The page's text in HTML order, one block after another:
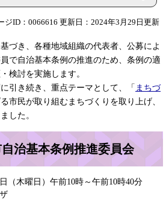
ジID：0066616 更新日：2024年3月29日更新
づき、各種地域組織の代表者、公募によ
で自治基本条例の推進のため、条例の適
検討を実施します。
引き続き、重点テーマとして、「 まちづ
市民が取り組むまちづくりを取り上げ、
した。
治基本条例推進委員会
（木曜日）午前10時～午前10時40分